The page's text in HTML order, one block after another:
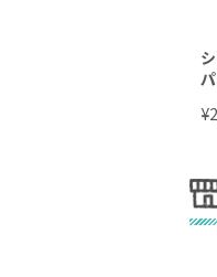
¥